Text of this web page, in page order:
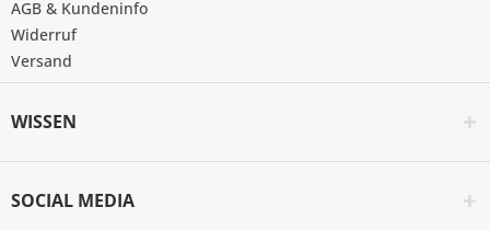
AGB & Kundeninfo
Widerruf
Versand
WISSEN
SOCIAL MEDIA